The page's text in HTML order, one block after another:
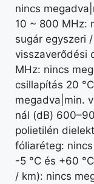
nincs
10 ~ 800 MHz:
sugár egyszeri
visszaverődési
MHz: nincs
csillapítás 20
megadva|min.
nál (dB)
polietilén
fóliaréteg:
-5 °C és +60
/ km): nincs